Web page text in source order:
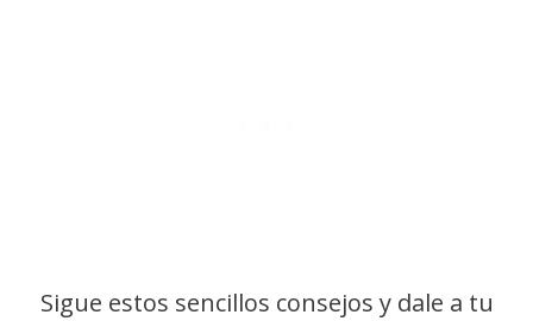
Sigue estos sencillos consejos y dale a tu